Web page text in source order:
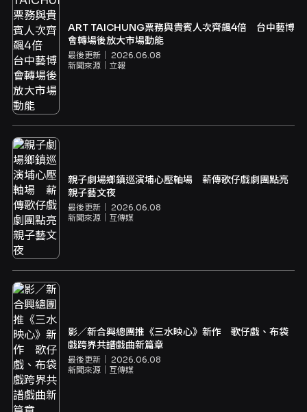
ART TAICHUNG票務與貴賓人次齊飆4倍 台中藝博
會轉場後放大市場動能
最後更新｜ 2026.06.08
新聞來源｜ 立報
親子劇場鄉鎮巡演埔心壓軸場 薪傳歌仔戲劇團點亮
親子藝文夜
最後更新｜ 2026.06.08
新聞來源｜ 互傳媒
影／新合興總團推《三水映心》新作 歌仔戲、布袋
戲跨界共譜戲曲新篇章
最後更新｜ 2026.06.08
新聞來源｜ 互傳媒